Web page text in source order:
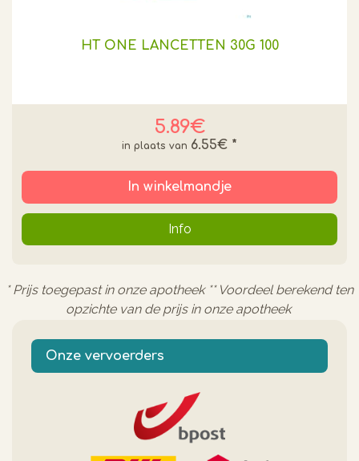
HT ONE LANCETTEN 30G 100
5.89€
6.55€ *
In winkelmandje
Info
* Prijs toegepast in onze apotheek ** Voordeel berekend ten
opzichte van de prijs in onze apotheek
Onze vervoerders